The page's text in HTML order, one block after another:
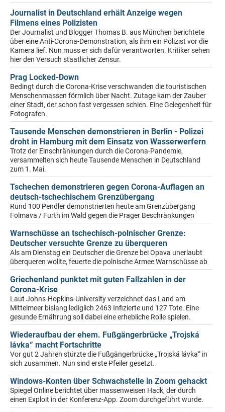
Journalist in Deutschland erhält Anzeige wegen
Filmens eines Polizisten
Der Journalist und Blogger Thomas B. aus München berichtete
über eine Anti-Corona-Demonstration, als ihm ein Polizist vor die
Kamera lief. Nun muss er sich dafür verantworten. Kritiker sehen
hier den Versuch staatlicher Zensur.
Prag Locked-Down
Bedingt durch die Corona-Krise verschwanden die touristischen
Menschenmassen förmlich über Nacht. Zutage kam der Zauber
einer Stadt, der schon fast vergessen schien. Eine Gelegenheit für
Fotografen.
Tausende Menschen demonstrieren in Berlin - Polizei
droht in Hamburg mit dem Einsatz von Wasserwerfern
Trotz der Einschränkungen durch die Corona-Pandemie,
versammelten sich heute Tausende Menschen in Deutschland
zum 1. Mai.
Tschechen demonstrieren gegen Corona-Auflagen an
deutsch-tschechischem Grenzübergang
Rund 100 Pendler demonstrierten heute am Grenzübergang
Folmava / Furth im Wald gegen die Prager Beschränkungen
Warnschüsse an tschechisch-polnischer Grenze:
Deutscher versuchte Grenze zu überqueren
Als am Dienstag ein Deutscher die Grenze bei Opava unerlaubt
überqueren wollte, feuerte die polnische Armee Warnschüsse ab
Griechenland punktet mit guten Fallzahlen in der
Corona-Krise
Laut Johns-Hopkins-University verzeichnet das Land am
Mittelmeer bislang lediglich 2463 Infizierte und 127 Tote. Eine
gesunde Ernährung soll dabei eine erhebliche Rolle spielen.
Wiederaufbau der ehem. Fußgängerbrücke „Trojská
lávka“ macht Fortschritte
Vor gut 2 Jahren stürzte die Fußgängerbrücke „Trojská lávka“ in
sich zusammen. Nun sind erste Pfeiler gesetzt.
Windows-Konten über Schwachstelle in Zoom gehackt
Spiegel Online berichtet über massenweisen Hack, der durch
einen Exploit in der Konferenz-App. Zoom durchgeführt wurde.